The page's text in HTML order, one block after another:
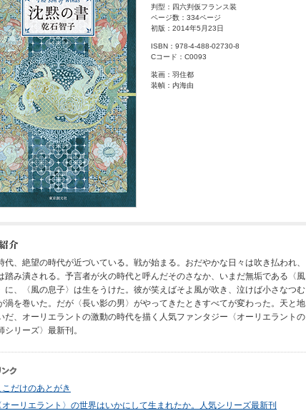
判型：四六判仮フランス装
ページ数：334ページ
初版：2014年5月23日
ISBN：978-4-488-02730-8
Cコード：C0093
装画：羽住都
装幀：内海由
代、絶望の時代が近づいている。戦が始まる。おだやかな日々は吹き払われ、
踏み潰される。予言者が火の時代と呼んだそのさなか、いまだ無垢である〈風
に、〈風の息子〉は生をうけた。彼が笑えばそよ風が吹き、泣けば小さなつむ
渦を巻いた。だが〈長い影の男〉がやってきたときすべてが変わった。天と地
だ、オーリエラントの激動の時代を描く人気ファンタジー〈オーリエラントの
シリーズ〉最新刊。
こだけのあとがき
オーリエラント〉の世界はいかにして生まれたか。人気シリーズ最新刊